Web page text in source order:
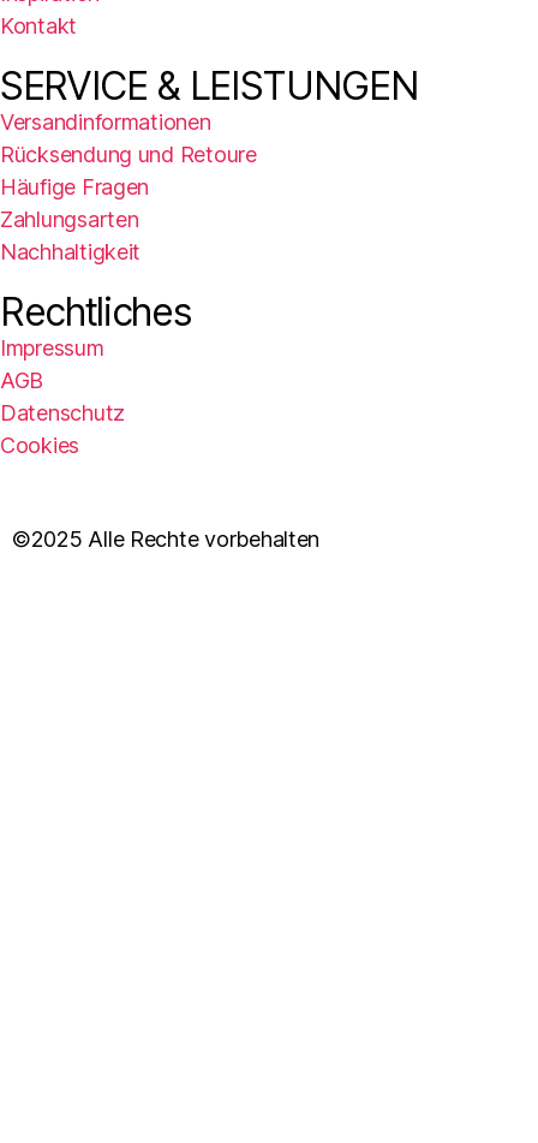
Kontakt
SERVICE & LEISTUNGEN
Versandinformationen
Rücksendung und Retoure
Häufige Fragen
Zahlungsarten
Nachhaltigkeit
Rechtliches
Impressum
AGB
Datenschutz
Cookies
©2025 Alle Rechte vorbehalten